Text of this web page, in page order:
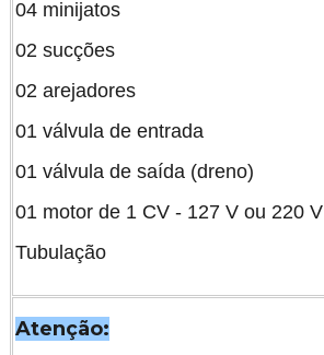
04 minijatos
02 sucções
02 arejadores
01 válvula de entrada
01 válvula de saída (dreno)
01 motor de 1 CV - 127 V ou 220 V
Tubulação
Atenção: